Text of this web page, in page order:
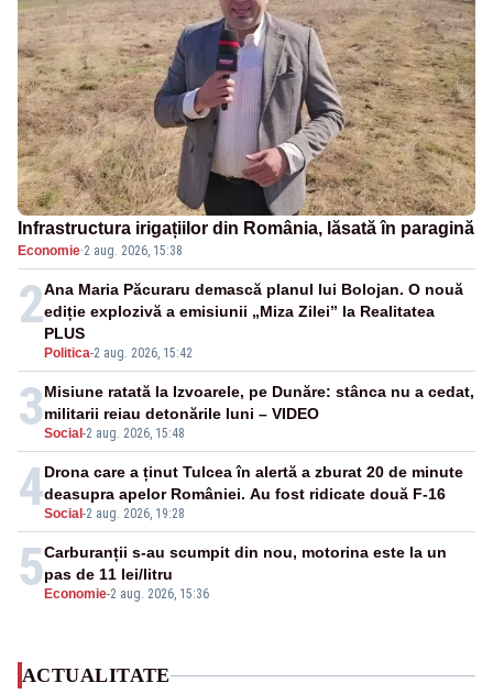
Infrastructura irigațiilor din România, lăsată în paragină
Economie·2 aug. 2026, 15:38
2
Politica-2 aug. 2026, 15:42
Ana Maria Păcuraru demască planul lui Bolojan. O nouă
ediție explozivă a emisiunii „Miza Zilei” la Realitatea
PLUS
3Social -2 aug. 2026, 15:48
Misiune ratată la Izvoarele, pe Dunăre: stânca nu a cedat,
militarii reiau detonările luni – VIDEO
4Social -2 aug. 2026, 19:28
Drona care a ținut Tulcea în alertă a zburat 20 de minute
deasupra apelor României. Au fost ridicate două F-16
5 Economie-2 aug. 2026, 15:36
Carburanții s-au scumpit din nou, motorina este la un
pas de 11 lei/litru
ACTUALITATE